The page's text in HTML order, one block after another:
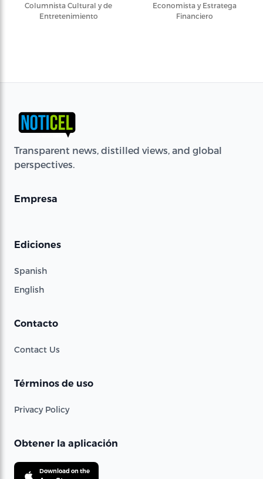
Columnista Cultural y de
Entretenimiento
Economista y Estratega
Financiero
Transparent news, distilled views, and global
perspectives.
Empresa
Ediciones
Spanish
English
Contacto
Contact Us
Términos de uso
Privacy Policy
Obtener la aplicación
Download on the